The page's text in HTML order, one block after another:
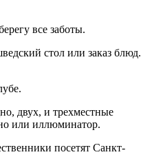
все заботы.
стол или заказ блюд.
двух, и трехместные
или иллюминатор.
посетят Санкт-